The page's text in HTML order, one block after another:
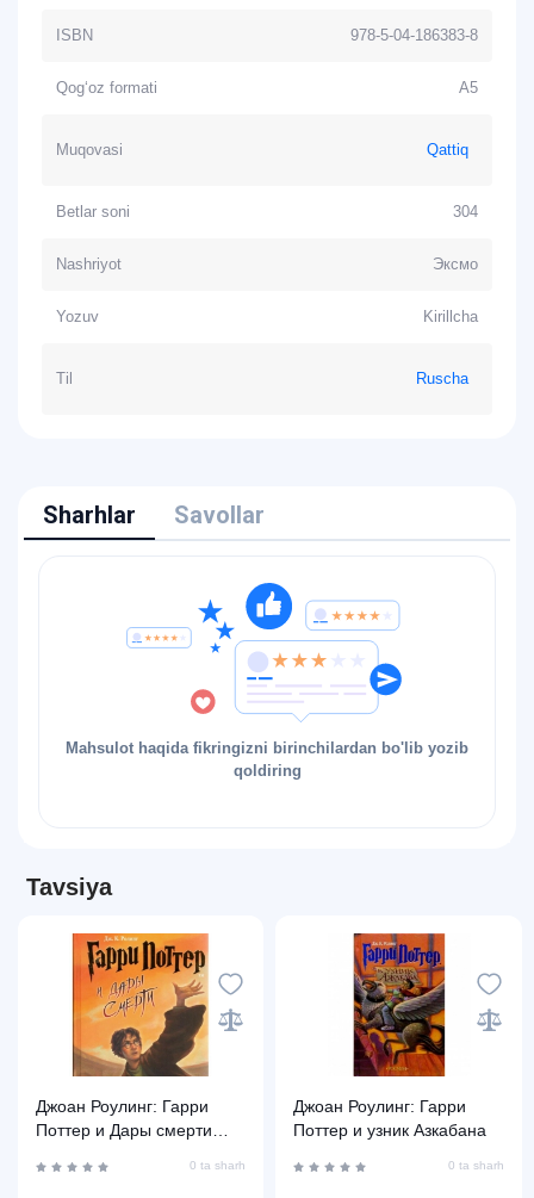
ISBN 978-5-04-186383-8
Qog‘oz formati A5
Muqovasi Qattiq
Betlar soni 304
Nashriyot Эксмо
Yozuv Kirillcha
Til Ruscha
Sharhlar Savollar
Mahsulot haqida fikringizni birinchilardan bo'lib yozib
qoldiring
Tavsiya
Джоан Роулинг: Гарри
Поттер и Дары смерти
0 ta sharh
Джоан Роулинг: Гарри
Поттер и узник Азкабана
0 ta sharh